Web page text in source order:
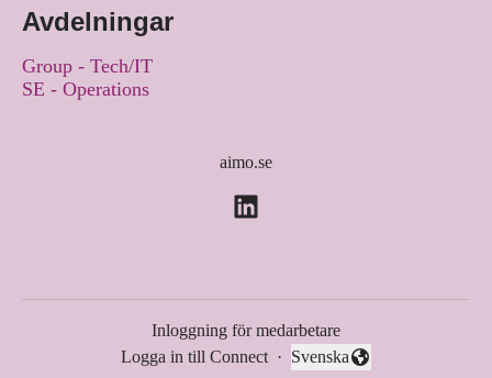
Avdelningar
Group - Tech/IT
SE - Operations
aimo.se
Inloggning för medarbetare
Logga in till Connect ·
Byt språk
Svenska